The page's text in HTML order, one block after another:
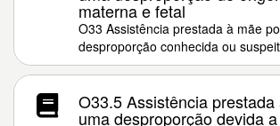
materna e fetal
O33 Assistência prestada à mãe
desproporção conhecida ou
O33.5 Assistência
uma desproporção devida